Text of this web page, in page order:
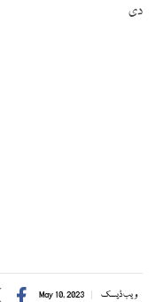
دی
ویب ڈیسک May 10, 2023